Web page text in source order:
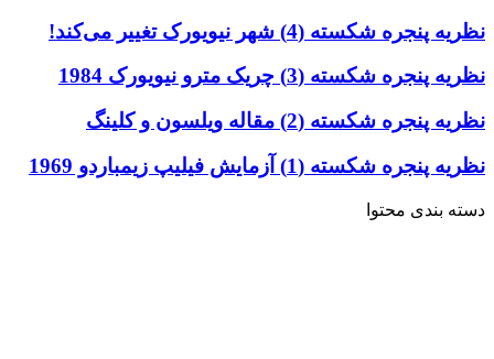
نظریه پنجره شکسته (4) شهر نیویورک تغییر می‌کند!
نظریه پنجره شکسته (3) چریک مترو نیویورک 1984
نظریه پنجره شکسته (2) مقاله ویلسون و کلینگ
نظریه پنجره شکسته (1) آزمایش فیلیپ زیمباردو 1969
دسته بندی محتوا